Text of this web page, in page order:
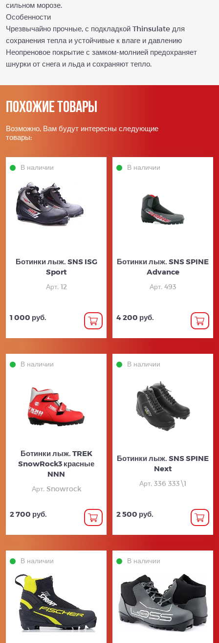
сильном морозе.
Особенности
Чрезвычайно прочные, с подкладкой Thinsulate для
сохранения тепла и устойчивые к влаге и давлению
Неопреновое покрытие с замком-молнией предохраняет
шнурки от снега и льда и сохраняют тепло.
Похожие товары
Возможно, Вам будут интересны следующие
товары:
В наличии
Ботинки лыж. SNS ISG
Sport
Арт. 12
1 000 руб.
В наличии
Ботинки лыж. SNS SPINE
Advance
Арт. 493
4 200 руб.
В наличии
Ботинки лыж. TREK
SnowRock3 красные
NNN
Арт. Snowrock
2 700 руб.
В наличии
Ботинки лыж. SNS SPINE
Next
Арт. 336 333\1
2 500 руб.
В наличии В наличии